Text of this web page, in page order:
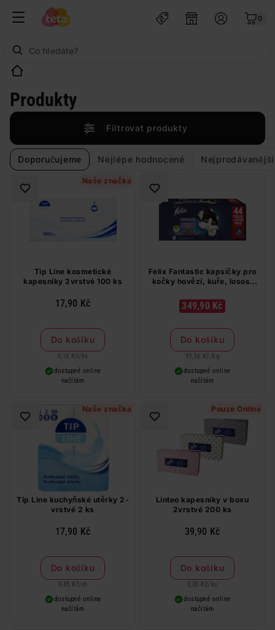
0
Produkty
Filtrovat produkty
Doporučujeme Nejlépe hodnocené Nejprodávanější
Naše značka
Tip Line kosmetické
kapesníky 2vrstvé 100 ks
17,90 Kč
Do košíku
0,18 Kč/ ks
dostupné online
načítám
Felix Fantastic kapsičky pro
kočky hovězí, kuře, losos,
349,90 Kč
Do košíku
93,56 Kč / kg
dostupné online
načítám
Naše značka
Tip Line kuchyňské utěrky 2-
vrstvé 2 ks
17,90 Kč
Do košíku
0,85 Kč/ m
dostupné online
načítám
Pouze Online
Linteo kapesníky v boxu
2vrstvé 200 ks
39,90 Kč
Do košíku
0,20 Kč/ ks
dostupné online
načítám